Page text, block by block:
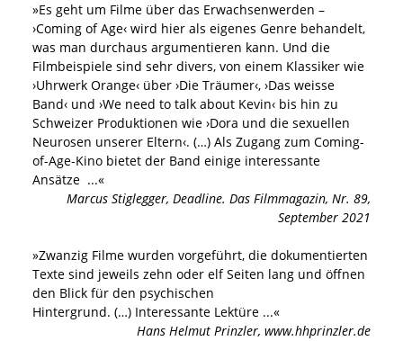
»Es geht um Filme über das Erwachsenwerden –
›Coming of Age‹ wird hier als eigenes Genre behandelt,
was man durchaus argumentieren kann. Und die
Filmbeispiele sind sehr divers, von einem Klassiker wie
›Uhrwerk Orange‹ über ›Die Träumer‹, ›Das weisse
Band‹ und ›We need to talk about Kevin‹ bis hin zu
Schweizer Produktionen wie ›Dora und die sexuellen
Neurosen unserer Eltern‹. (…) Als Zugang zum Coming-
of-Age-Kino bietet der Band einige interessante
Ansätze ...«
Marcus Stiglegger, Deadline. Das Filmmagazin, Nr. 89,
September 2021
»Zwanzig Filme wurden vorgeführt, die dokumentierten
Texte sind jeweils zehn oder elf Seiten lang und öffnen
den Blick für den psychischen
Hintergrund. (…) Interessante Lektüre ...«
Hans Helmut Prinzler, www.hhprinzler.de